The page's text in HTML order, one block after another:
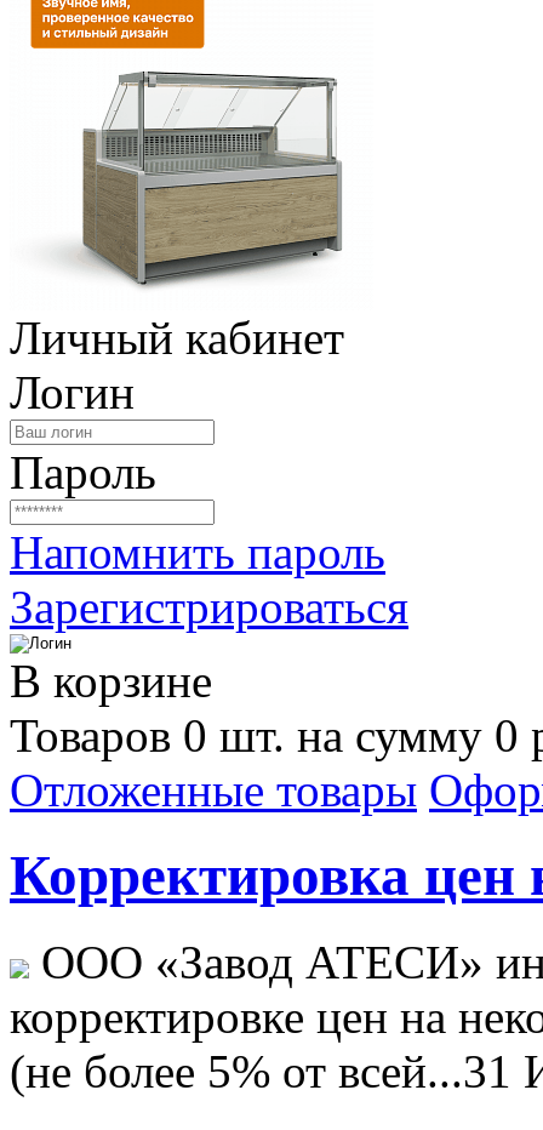
Личный кабинет
Логин
Пароль
Напомнить пароль
Зарегистрироваться
В корзине
Товаров 0 шт. на сумму 0
Отложенные товары
Корректировка цен
ООО «Завод АТЕСИ»
корректировке цен на
(не более 5% от всей...31